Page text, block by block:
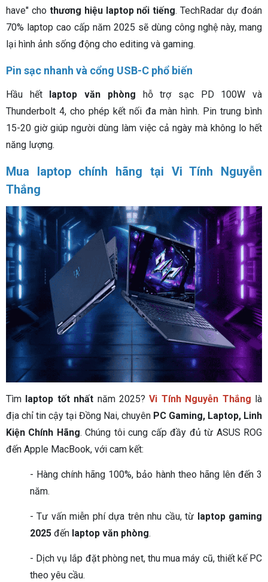
have" cho thương hiệu laptop nổi tiếng. TechRadar dự đoán
70% laptop cao cấp năm 2025 sẽ dùng công nghệ này, mang
lại hình ảnh sống động cho editing và gaming.
Pin sạc nhanh và cổng USB-C phổ biến
Hầu hết laptop văn phòng hỗ trợ sạc PD 100W và
Thunderbolt 4, cho phép kết nối đa màn hình. Pin trung bình
15-20 giờ giúp người dùng làm việc cả ngày mà không lo hết
năng lượng.
Mua laptop chính hãng tại Vi Tính Nguyễn
Thắng
Tìm laptop tốt nhất năm 2025?Vi Tính Nguyễn Thắng là
địa chỉ tin cậy tại Đồng Nai, chuyên PC Gaming, Laptop, Linh
Kiện Chính Hãng. Chúng tôi cung cấp đầy đủ từ ASUS ROG
đến Apple MacBook, với cam kết:
- Hàng chính hãng 100%, bảo hành theo hãng lên đến 3
năm.
- Tư vấn miễn phí dựa trên nhu cầu, từ laptop gaming
2025 đến laptop văn phòng.
- Dịch vụ lắp đặt phòng net, thu mua máy cũ, thiết kế PC
theo yêu cầu.